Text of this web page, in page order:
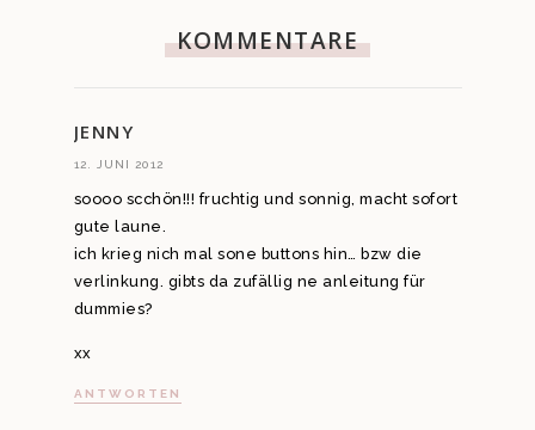
KOMMENTARE
JENNY
12. JUNI 2012
soooo scchön!!! fruchtig und sonnig, macht sofort
gute laune.
ich krieg nich mal sone buttons hin… bzw die
verlinkung. gibts da zufällig ne anleitung für
dummies?
xx
ANTWORTEN